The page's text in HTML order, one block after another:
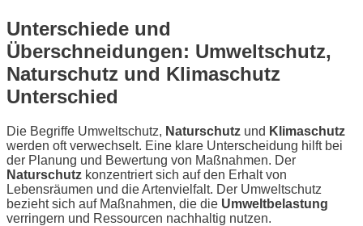
Unterschiede und
Überschneidungen: Umweltschutz,
Naturschutz und Klimaschutz
Unterschied
Die Begriffe Umweltschutz, Naturschutz und Klimaschutz
werden oft verwechselt. Eine klare Unterscheidung hilft bei
der Planung und Bewertung von Maßnahmen. Der
Naturschutz konzentriert sich auf den Erhalt von
Lebensräumen und die Artenvielfalt. Der Umweltschutz
bezieht sich auf Maßnahmen, die die Umweltbelastung
verringern und Ressourcen nachhaltig nutzen.